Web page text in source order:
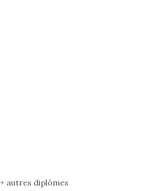
autres diplômes